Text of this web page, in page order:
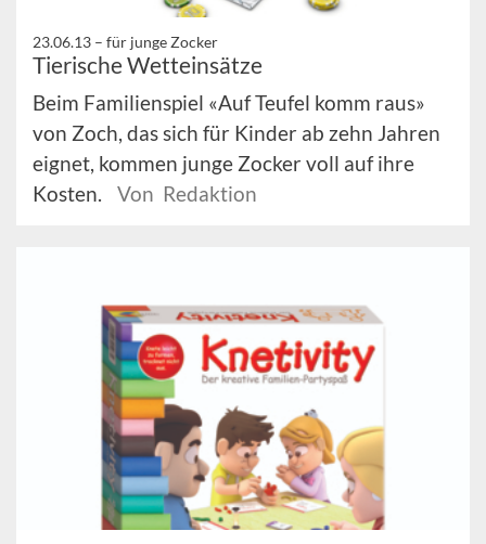
23.06.13 – für junge Zocker
Tierische Wetteinsätze
Beim Familienspiel «Auf Teufel komm raus»
von Zoch, das sich für Kinder ab zehn Jahren
eignet, kommen junge Zocker voll auf ihre
Kosten.
Von Redaktion